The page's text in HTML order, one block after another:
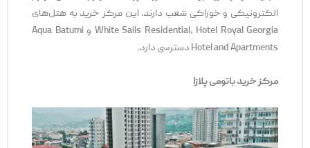
الکترونیکی و خوراکی شعب دارند. این مرکز خرید به هتل‌های
White Sails Residential، Hotel Royal Georgia و Aqua Batumi
Hotel and Apartments دسترسی دارد.
مرکز خرید باتومی پلازا